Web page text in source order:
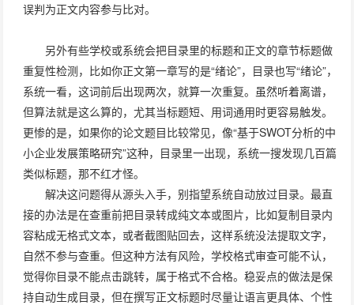
误判为正文内容参与比对。
另外有些学校或系统会把目录里的标题和正文的章节标题做
重复性检测，比如你正文第一章写的是“绪论”，目录也写“绪论”，
系统一看，这词前后出现两次，就算一次重复。虽然听着离谱，
但算法就是这么算的，尤其当标题短、用词通用时更容易触发。
更惨的是，如果你的论文题目比较常见，像“基于SWOT分析的中
小企业发展策略研究”这种，目录里一出现，系统一搜发现几百篇
类似标题，那不红才怪。
解决这问题得从源头入手，别指望系统自动放过目录。最直
接的办法是在查重前把目录转成纯文本或图片，比如复制目录内
容粘成无格式文本，或者截图贴回去，这样系统没法提取文字，
自然不参与查重。但这种方法有风险，学校格式审查可能不认，
觉得你目录不能点击跳转，属于格式不合格。稳妥点的做法是保
持自动生成目录，但在撰写正文标题时尽量让语言更具体、个性